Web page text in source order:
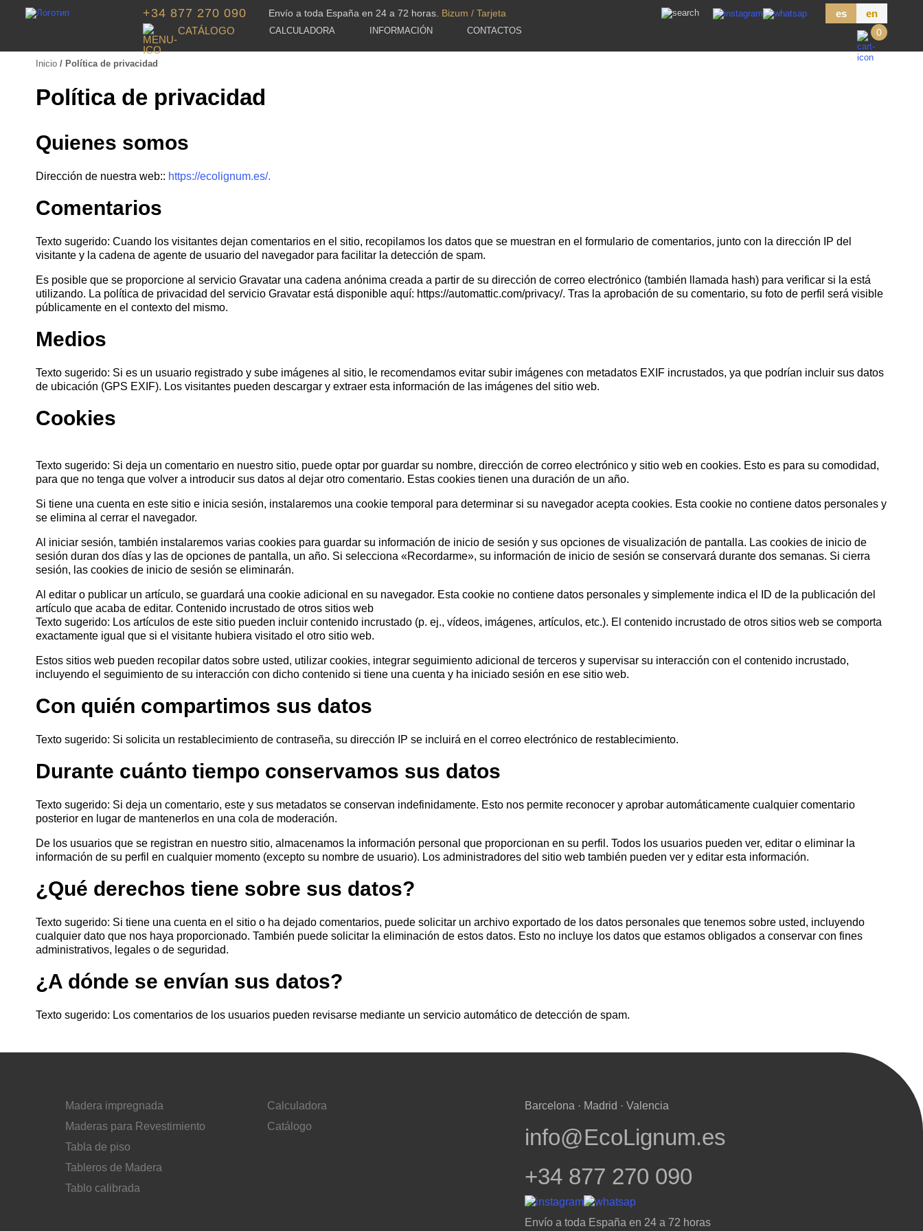
+34 877 270 090 Envío a toda España en 24 a 72 horas. Bizum / Tarjeta es
en
CATÁLOGO
CALCULADORA INFORMACIÓN CONTACTOS 0
Inicio / Política de privacidad
Política de privacidad
Quienes somos
Dirección de nuestra web:: https://ecolignum.es/.
Comentarios
Texto sugerido: Cuando los visitantes dejan comentarios en el sitio, recopilamos los datos que se muestran en el formulario de comentarios, junto con la dirección IP del
visitante y la cadena de agente de usuario del navegador para facilitar la detección de spam.
Es posible que se proporcione al servicio Gravatar una cadena anónima creada a partir de su dirección de correo electrónico (también llamada hash) para verificar si la está
utilizando. La política de privacidad del servicio Gravatar está disponible aquí: https://automattic.com/privacy/. Tras la aprobación de su comentario, su foto de perfil será visible
públicamente en el contexto del mismo.
Medios
Texto sugerido: Si es un usuario registrado y sube imágenes al sitio, le recomendamos evitar subir imágenes con metadatos EXIF ​​incrustados, ya que podrían incluir sus datos
de ubicación (GPS EXIF). Los visitantes pueden descargar y extraer esta información de las imágenes del sitio web.
Cookies
Texto sugerido: Si deja un comentario en nuestro sitio, puede optar por guardar su nombre, dirección de correo electrónico y sitio web en cookies. Esto es para su comodidad,
para que no tenga que volver a introducir sus datos al dejar otro comentario. Estas cookies tienen una duración de un año.
Si tiene una cuenta en este sitio e inicia sesión, instalaremos una cookie temporal para determinar si su navegador acepta cookies. Esta cookie no contiene datos personales y
se elimina al cerrar el navegador.
Al iniciar sesión, también instalaremos varias cookies para guardar su información de inicio de sesión y sus opciones de visualización de pantalla. Las cookies de inicio de
sesión duran dos días y las de opciones de pantalla, un año. Si selecciona «Recordarme», su información de inicio de sesión se conservará durante dos semanas. Si cierra
sesión, las cookies de inicio de sesión se eliminarán.
Al editar o publicar un artículo, se guardará una cookie adicional en su navegador. Esta cookie no contiene datos personales y simplemente indica el ID de la publicación del
artículo que acaba de editar. Contenido incrustado de otros sitios web
Texto sugerido: Los artículos de este sitio pueden incluir contenido incrustado (p. ej., vídeos, imágenes, artículos, etc.). El contenido incrustado de otros sitios web se comporta
exactamente igual que si el visitante hubiera visitado el otro sitio web.
Estos sitios web pueden recopilar datos sobre usted, utilizar cookies, integrar seguimiento adicional de terceros y supervisar su interacción con el contenido incrustado,
incluyendo el seguimiento de su interacción con dicho contenido si tiene una cuenta y ha iniciado sesión en ese sitio web.
Con quién compartimos sus datos
Texto sugerido: Si solicita un restablecimiento de contraseña, su dirección IP se incluirá en el correo electrónico de restablecimiento.
Durante cuánto tiempo conservamos sus datos
Texto sugerido: Si deja un comentario, este y sus metadatos se conservan indefinidamente. Esto nos permite reconocer y aprobar automáticamente cualquier comentario
posterior en lugar de mantenerlos en una cola de moderación.
De los usuarios que se registran en nuestro sitio, almacenamos la información personal que proporcionan en su perfil. Todos los usuarios pueden ver, editar o eliminar la
información de su perfil en cualquier momento (excepto su nombre de usuario). Los administradores del sitio web también pueden ver y editar esta información.
¿Qué derechos tiene sobre sus datos?
Texto sugerido: Si tiene una cuenta en el sitio o ha dejado comentarios, puede solicitar un archivo exportado de los datos personales que tenemos sobre usted, incluyendo
cualquier dato que nos haya proporcionado. También puede solicitar la eliminación de estos datos. Esto no incluye los datos que estamos obligados a conservar con fines
administrativos, legales o de seguridad.
¿A dónde se envían sus datos?
Texto sugerido: Los comentarios de los usuarios pueden revisarse mediante un servicio automático de detección de spam.
Madera impregnada
Maderas para Revestimiento
Tabla de piso
Tableros de Madera
Tablo calibrada
Calculadora
Catálogo
Barcelona · Madrid · Valencia
info@EcoLignum.es
+34 877 270 090
Envío a toda España en 24 a 72 horas
DATOS PARA REVERTIR
COMUNICACIONES A PEDIDO
SKU
Nombre
Su pedido:
Todos los campos son obligatorios.
Total a pagar:3050 €